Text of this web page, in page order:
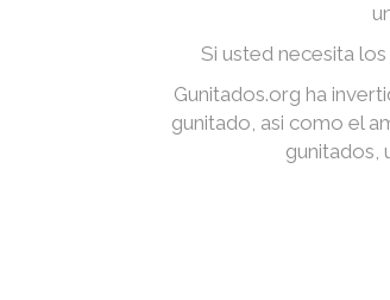
Si usted necesita
Gunitados.org ha
gunitado, asi como el
gunitados,